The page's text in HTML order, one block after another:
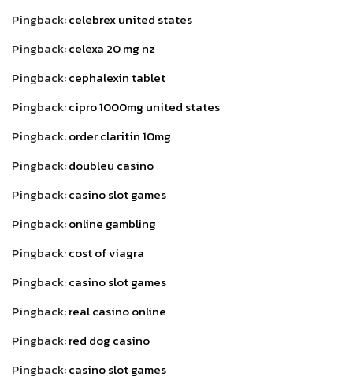
Pingback:celebrex united states
Pingback:celexa 20 mg nz
Pingback:cephalexin tablet
Pingback:cipro 1000mg united states
Pingback:order claritin 10mg
Pingback:doubleu casino
Pingback:casino slot games
Pingback:online gambling
Pingback:cost of viagra
Pingback:casino slot games
Pingback:real casino online
Pingback:red dog casino
Pingback:casino slot games